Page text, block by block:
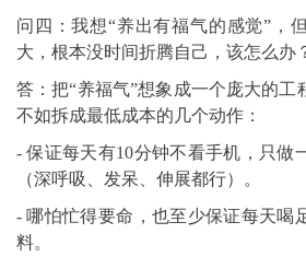
问四：我想“养出有福气的感觉”，
大，根本没时间折腾自己，该怎么办
答：把“养福气”想象成一个庞大的工
不如拆成最低成本的几个动作：
- 保证每天有10分钟不看手机，只做
（深呼吸、发呆、伸展都行）。
- 哪怕忙得要命，也至少保证每天喝
料。